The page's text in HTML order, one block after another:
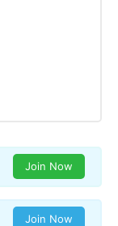
Join Now
Join Now